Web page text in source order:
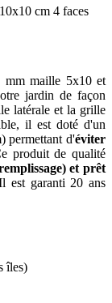
cm 4 faces
mm maille 5x10 et
jardin de façon
latérale et la grille
il est doté d'un
permettant d'éviter
produit de qualité
et prêt
est garanti 20 ans
îles)